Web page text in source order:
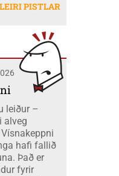
að nota þá
verður boðið
Ragnhildi
og fóru átta
aðstoða í
margir úr
til okkar á
skáta er
1100
þjóðum
komu frá
PISTLAR
leiður –
alveg
hafi fallið
Það er
fyrir